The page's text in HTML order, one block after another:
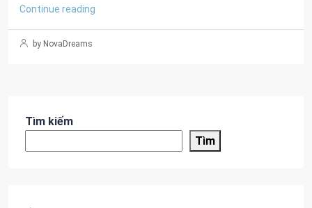
Continue reading
by NovaDreams
Tìm kiếm
Tìm